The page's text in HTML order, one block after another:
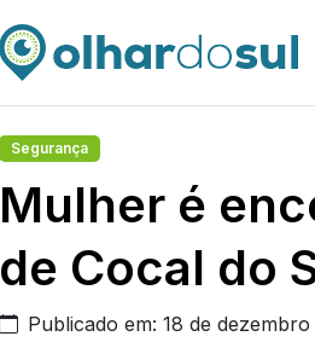
Segurança
Mulher é
de Cocal do
Publicado em: 18 de dezembro